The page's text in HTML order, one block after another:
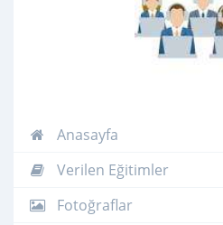
Anasayfa
Verilen Eğitimler
Fotoğraflar